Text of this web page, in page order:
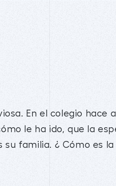
En el colegio hace
le ha ido, que la
su familia. ¿ Cómo es